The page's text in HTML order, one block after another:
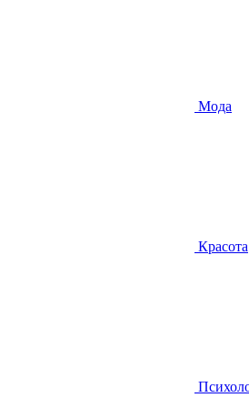
Мода
Красота